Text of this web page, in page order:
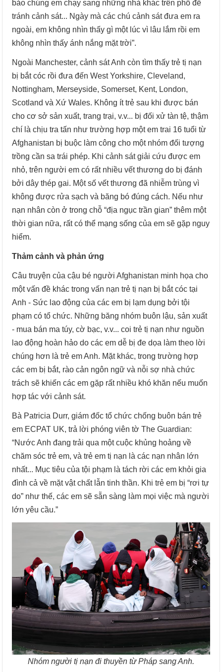
bảo chúng em chạy sang những nhà khác trên phố để
tránh cảnh sát... Ngày mà các chú cảnh sát đưa em ra
ngoài, em không nhìn thấy gì một lúc vì lâu lắm rồi em
không nhìn thấy ánh nắng mặt trời”.
Ngoài Manchester, cảnh sát Anh còn tìm thấy trẻ tị nạn
bị bắt cóc rồi đưa đến West Yorkshire, Cleveland,
Nottingham, Merseyside, Somerset, Kent, London,
Scotland và Xứ Wales. Không ít trẻ sau khi được bán
cho cơ sở sản xuất, trang trại, v.v... bị đối xử tàn tệ, thậm
chí là chịu tra tấn như trường hợp một em trai 16 tuổi từ
Afghanistan bị buộc làm công cho một nhóm đối tượng
trồng cần sa trái phép. Khi cảnh sát giải cứu được em
nhỏ, trên người em có rất nhiều vết thương do bị đánh
bởi dây thép gai. Một số vết thương đã nhiễm trùng vì
không được rửa sạch và băng bó đúng cách. Nếu như
nạn nhân còn ở trong chỗ “địa ngục trần gian” thêm một
thời gian nữa, rất có thể mạng sống của em sẽ gặp nguy
hiểm.
Thảm cảnh và phản ứng
Câu truyện của cậu bé người Afghanistan minh họa cho
một vấn đề khác trong vấn nạn trẻ tị nạn bị bắt cóc tại
Anh - Sức lao động của các em bị lạm dụng bởi tội
phạm có tổ chức. Những băng nhóm buôn lậu, sản xuất
- mua bán ma túy, cờ bạc, v.v... coi trẻ tị nạn như nguồn
lao động hoàn hảo do các em dễ bị đe dọa làm theo lời
chúng hơn là trẻ em Anh. Mặt khác, trong trường hợp
các em bị bắt, rào cản ngôn ngữ và nỗi sợ nhà chức
trách sẽ khiến các em gặp rất nhiều khó khăn nếu muốn
hợp tác với cảnh sát.
Bà Patricia Durr, giám đốc tổ chức chống buôn bán trẻ
em ECPAT UK, trả lời phóng viên tờ The Guardian:
“Nước Anh đang trải qua một cuộc khủng hoảng về
chăm sóc trẻ em, và trẻ em tị nạn là các nạn nhân lớn
nhất... Mục tiêu của tội phạm là tách rời các em khỏi gia
đình cả về mặt vật chất lẫn tinh thần. Khi trẻ em bị “rơi tự
do” như thế, các em sẽ sẵn sàng làm mọi việc mà người
lớn yêu cầu.”
Nhóm người tị nạn đi thuyền từ Pháp sang Anh.